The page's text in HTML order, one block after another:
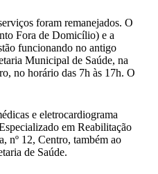
foram remanejados. O
Fora de Domicílio) e a
funcionando no antigo
Municipal de Saúde, na
no horário das 7h às 17h. O
e eletrocardiograma
em Reabilitação
nº 12, Centro, também ao
de Saúde.